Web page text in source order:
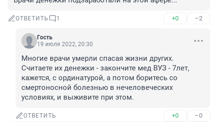
ОТВЕТИТЬ 1 +0 –2
Гость
19 июля 2022, 20:30
Многие врачи умерли спасая жизни других.
Считаете их денежки - закончите мед ВУЗ - 7лет,
кажется, с ординатурой, а потом боритесь со
смертоносной болезнью в нечеловеческих
условиях, и выживите при этом.
ОТВЕТИТЬ +0 –0